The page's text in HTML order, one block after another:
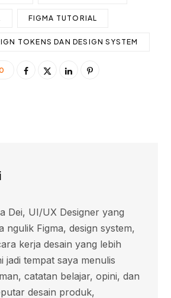
FIGMA TUTORIAL
TOKENS DAN DESIGN SYSTEM
Dei, UI/UX Designer yang
ngulik Figma, design system,
kerja desain yang lebih
jadi tempat saya menulis
catatan belajar, opini, dan
desain produk,